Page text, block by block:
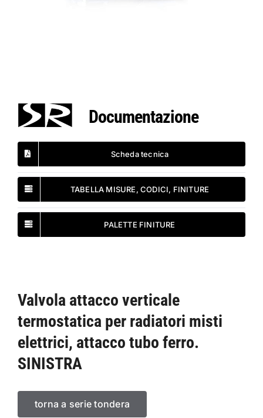
Documentazione
Scheda tecnica
TABELLA MISURE, CODICI, FINITURE
PALETTE FINITURE
Valvola attacco verticale
termostatica per radiatori misti
elettrici, attacco tubo ferro.
SINISTRA
torna a serie tondera